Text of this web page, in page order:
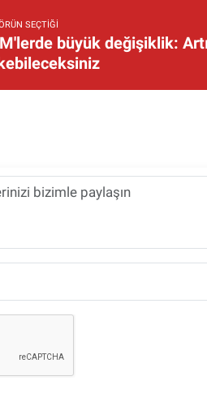
SEÇTIĞI
büyük değişiklik: